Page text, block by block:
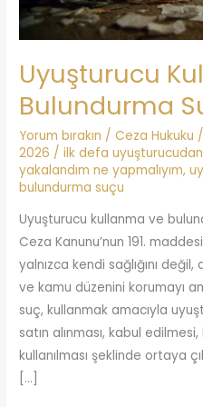
Uyuşturucu
Bulundurma
Yorum bırakın /Ceza Hukuku
2026 /ilk defa
yakalandım ne yapmalıyım,
bulundurma suçu
Uyuşturucu kullanma ve
Ceza Kanunu’nun 191.
yalnızca kendi sağlığını değil,
ve kamu düzenini korumayı
suç, kullanmak amacıyla
satın alınması, kabul
kullanılması şeklinde ortaya
[…]